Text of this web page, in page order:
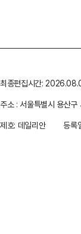
최종편집시간:
주소 : 서울특별시 용산
제호: 데일리안
등록